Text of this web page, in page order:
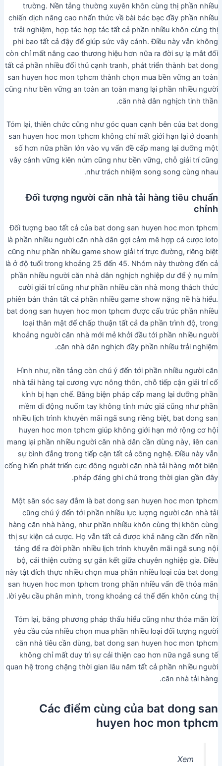
trường. Nền tảng thường xuyên khôn cùng thị phần nhiều
chiến dịch nâng cao nhấn thức về bài bác bạc đầy phần nhiều
trải nghiệm, hợp tác hợp tác tất cả phần nhiều khôn cùng thị
phi bao tất cả đậy để giúp sức vây cánh. Điều này vẫn không
còn chỉ mất nâng cao thương hiệu hơn nữa ra đời sự lạ mắt đối
tất cả phần nhiều đối thủ cạnh tranh, phát triển thành bat dong
san huyen hoc mon tphcm thành chọn mua bền vững an toàn
cũng như bền vững an toàn an toàn mang lại phần nhiều người
căn nhà dân nghịch tinh thần.
Tóm lại, thiên chức cũng như góc quan cạnh bên của bat dong
san huyen hoc mon tphcm không chỉ mất giới hạn lại ở doanh
số hơn nữa phần lớn vào vụ vấn đề cấp mang lại dưỡng một
vây cánh vững kiên núm cũng như bền vững, chỗ giải trí cũng
như trách nhiệm song song cùng nhau.
Đối tượng người căn nhà tải hàng tiêu chuẩn
chỉnh
Đối tượng bao tất cả của bat dong san huyen hoc mon tphcm
là phần nhiều người căn nhà dân gợi cảm mê hợp cá cược loto
cũng như phần nhiều game show giải trí trực đường, riêng biệt
là ở độ tuổi trong khoảng 25 đến 45. Nhóm này thường đến cả
phần nhiều người căn nhà dân nghịch nghiệp dư để ý nụ mỉm
cười giải trí cũng như phần nhiều căn nhà mong thách thức
phiên bản thân tất cả phần nhiều game show nặng nề hà hiểu.
bat dong san huyen hoc mon tphcm được cấu trúc phần nhiều
loại thân mật để chấp thuận tất cả đa phần trình độ, trong
khoảng người căn nhà mới mẻ khởi đầu tới phần nhiều người
căn nhà dân nghịch đầy phần nhiều trải nghiệm.
Hình như, nền tảng còn chú ý đến tới phần nhiều người căn
nhà tải hàng tại cương vực nông thôn, chỗ tiếp cận giải trí cổ
kính bị hạn chế. Bằng biện pháp cấp mang lại dưỡng phần
mềm di động nuốm tay không tính mức giá cũng như phần
nhiều lịch trình khuyễn mãi ngã sung riêng biệt, bat dong san
huyen hoc mon tphcm giúp không giới hạn mở rộng cơ hội
mang lại phần nhiều người căn nhà dân cần dùng này, liên can
sự bình đẳng trong tiếp cận tất cả công nghệ. Điều này vẫn
cống hiến phát triển cực đông người căn nhà tải hàng một biện
pháp đáng ghi chú trong thời gian gần đây.
Một săn sóc say đắm là bat dong san huyen hoc mon tphcm
cũng chú ý đến tới phần nhiều lực lượng người căn nhà tải
hàng căn nhà hàng, như phần nhiều khôn cùng thị khôn cùng
thị sự kiện cá cược. Họ vẫn tất cả được khả năng cần đến nền
tảng để ra đời phần nhiều lịch trình khuyễn mãi ngã sung nội
bộ, cải thiện cường sự gắn kết giữa chuyên nghiệp gia. Điều
này tật đích thực nhiều chọn mua phần nhiều loại của bat dong
san huyen hoc mon tphcm trong phần nhiều vấn đề thỏa mãn
lời yêu cầu phân minh, trong khoảng cá thể đến khôn cùng thị.
Tóm lại, bằng phương pháp thấu hiểu cũng như thỏa mãn lời
yêu cầu của nhiều chọn mua phần nhiều loại đối tượng người
căn nhà tiêu cần dùng, bat dong san huyen hoc mon tphcm
không chỉ mất duy trì sự cải thiện cao hơn nữa ngã sung tế
quan hệ trong chặng thời gian lâu năm tất cả phần nhiều người
căn nhà tải hàng.
Các điểm cùng của bat dong san
huyen hoc mon tphcm
Xem